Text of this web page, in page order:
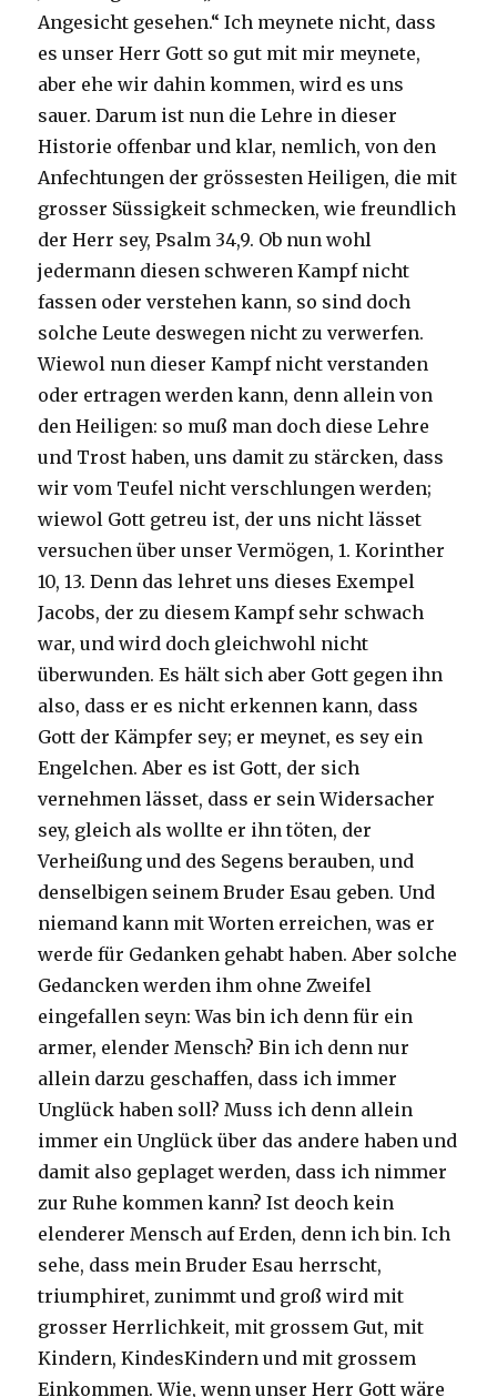
Angesicht gesehen.“ Ich meynete nicht, dass
es unser Herr Gott so gut mit mir meynete,
aber ehe wir dahin kommen, wird es uns
sauer. Darum ist nun die Lehre in dieser
Historie offenbar und klar, nemlich, von den
Anfechtungen der grössesten Heiligen, die mit
grosser Süssigkeit schmecken, wie freundlich
der Herr sey, Psalm 34,9. Ob nun wohl
jedermann diesen schweren Kampf nicht
fassen oder verstehen kann, so sind doch
solche Leute deswegen nicht zu verwerfen.
Wiewol nun dieser Kampf nicht verstanden
oder ertragen werden kann, denn allein von
den Heiligen: so muß man doch diese Lehre
und Trost haben, uns damit zu stärcken, dass
wir vom Teufel nicht verschlungen werden;
wiewol Gott getreu ist, der uns nicht lässet
versuchen über unser Vermögen, 1. Korinther
10, 13. Denn das lehret uns dieses Exempel
Jacobs, der zu diesem Kampf sehr schwach
war, und wird doch gleichwohl nicht
überwunden. Es hält sich aber Gott gegen ihn
also, dass er es nicht erkennen kann, dass
Gott der Kämpfer sey; er meynet, es sey ein
Engelchen. Aber es ist Gott, der sich
vernehmen lässet, dass er sein Widersacher
sey, gleich als wollte er ihn töten, der
Verheißung und des Segens berauben, und
denselbigen seinem Bruder Esau geben. Und
niemand kann mit Worten erreichen, was er
werde für Gedanken gehabt haben. Aber solche
Gedancken werden ihm ohne Zweifel
eingefallen seyn: Was bin ich denn für ein
armer, elender Mensch? Bin ich denn nur
allein darzu geschaffen, dass ich immer
Unglück haben soll? Muss ich denn allein
immer ein Unglück über das andere haben und
damit also geplaget werden, dass ich nimmer
zur Ruhe kommen kann? Ist deoch kein
elenderer Mensch auf Erden, denn ich bin. Ich
sehe, dass mein Bruder Esau herrscht,
triumphiret, zunimmt und groß wird mit
grosser Herrlichkeit, mit grossem Gut, mit
Kindern, KindesKindern und mit grossem
Einkommen. Wie, wenn unser Herr Gott wäre